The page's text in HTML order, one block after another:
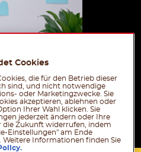
Cookies
die für den Betrieb dieser
sind, und nicht notwendige
oder Marketingzwecke. Sie
akzeptieren, ablehnen oder
Ihrer Wahl klicken. Sie
jederzeit ändern oder Ihre
Zukunft widerrufen, indem
Einstellungen" am Ende
Weitere Informationen finden Sie